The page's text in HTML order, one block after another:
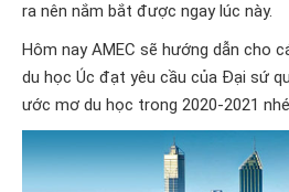
ra nên nắm bắt được ngay lúc này.
Hôm nay AMEC sẽ hướng dẫn cho
du học Úc đạt yêu cầu của Đại sứ
ước mơ du học trong 2020-2021